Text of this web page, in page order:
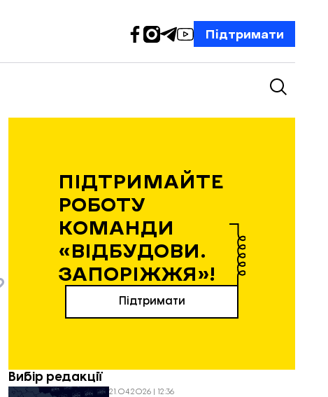
Підтримати
ПІДТРИМАЙТЕ
РОБОТУ
КОМАНДИ
«ВІДБУДОВИ.
ЗАПОРІЖЖЯ»!
Підтримати
Вибір редакції
21.04.2026 | 12:36